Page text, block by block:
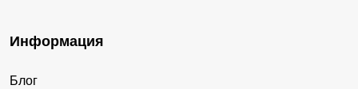
Информация
Блог